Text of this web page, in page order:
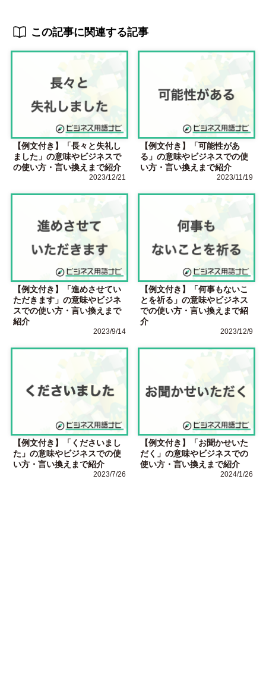
この記事に関連する記事
【例文付き】「長々と失礼し
ました」の意味やビジネスで
の使い方・言い換えまで紹介
2023/12/21
【例文付き】「可能性があ
る」の意味やビジネスでの使
い方・言い換えまで紹介
2023/11/19
【例文付き】「進めさせてい
ただきます」の意味やビジネ
スでの使い方・言い換えまで
紹介
2023/9/14
【例文付き】「何事もないこ
とを祈る」の意味やビジネス
での使い方・言い換えまで紹
介
2023/12/9
【例文付き】「くださいまし
た」の意味やビジネスでの使
い方・言い換えまで紹介
2023/7/26
【例文付き】「お聞かせいた
だく」の意味やビジネスでの
使い方・言い換えまで紹介
2024/1/26